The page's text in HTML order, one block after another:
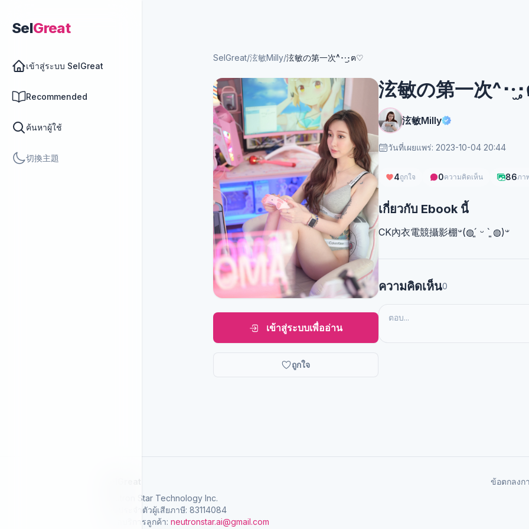
SelGreat
เข้าสู่ระบบ SelGreat
Recommended
ค้นหาผู้ใช้
切換主題
SelGreat/泫敏Milly/泫敏の第一次^･·̫･̥ฅ♡
เข้าสู่ระบบเพื่ออ่าน
ถูกใจ
泫敏の第一次^･
泫敏Milly
วันที่เผยแพร่: 2023-10-04 20:44
4ถูกใจ 0ความคิดเห็น 86ภา
เกี่ยวกับ Ebook นี้
CK內衣電競攝影棚𐤔(◍´͈ ᵕ `͈ ◍)𐤔
ความคิดเห็น0
Neutron Star Technology Inc.
เลขประจำตัวผู้เสียภาษี: 83114084
อีเมลบริการลูกค้า: neutronstar.ai@gmail.com
ข้อตกลงก